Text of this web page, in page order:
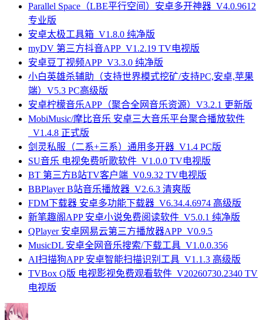
Parallel Space（LBE平行空间）安卓多开神器_V4.0.9612
专业版
安卓太极工具箱_V1.8.0 纯净版
myDV 第三方抖音APP_V1.2.19 TV电视版
安卓豆丁视频APP_V3.3.0 纯净版
小白英雄杀辅助（支持世界模式挖矿/支持PC,安卓,苹果
端）V5.3 PC高级版
安卓柠檬音乐APP（聚合全网音乐资源）V3.2.1 更新版
MobiMusic/摩比音乐 安卓三大音乐平台聚合播放软件
_V1.4.8 正式版
剑灵私服（二系+三系）通用多开器_V1.4 PC版
SU音乐 电视免费听歌软件_V1.0.0 TV电视版
BT 第三方B站TV客户端_V0.9.32 TV电视版
BBPlayer B站音乐播放器_V2.6.3 清爽版
FDM下载器 安卓多功能下载器_V6.34.4.6974 高级版
新笔趣阁APP 安卓小说免费阅读软件_V5.0.1 纯净版
QPlayer 安卓网易云第三方播放器APP_V0.9.5
MusicDL 安卓全网音乐搜索/下载工具_V1.0.0.356
AI扫描狗APP 安卓智能扫描识别工具_V1.1.3 高级版
TVBox Q版 电视影视免费观看软件_V20260730.2340 TV
电视版